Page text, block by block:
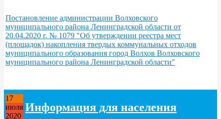
Постановление администрации Волховского
муниципального района Ленинградской области от
20.04.2020 г. № 1079 "Об утверждении реестра мест
(площадок) накопления твердых коммунальных отходов
муниципального образования город Волхов Волховского
муниципального района Ленинградской области"
17
июля
2020
Информация для населения